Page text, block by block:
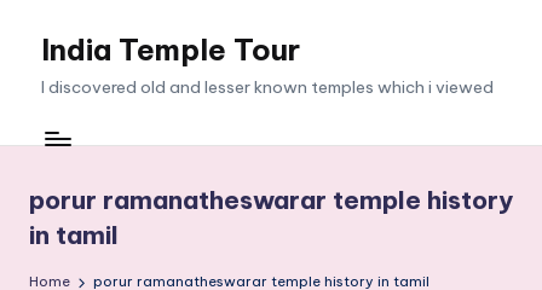
India Temple Tour
I discovered old and lesser known temples which i viewed
porur ramanatheswarar temple history
in tamil
Home porur ramanatheswarar temple history in tamil